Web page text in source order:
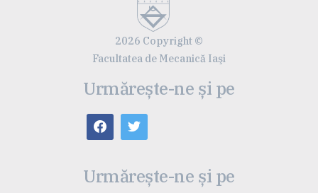
2026 Copyright ©
Facultatea de Mecanică Iaşi
Urmărește-ne și pe
Urmărește-ne și pe